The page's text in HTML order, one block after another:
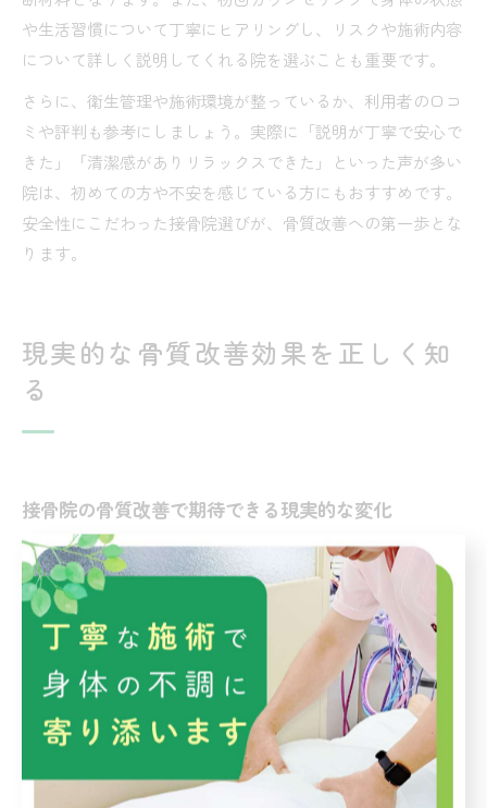
や生活習慣について丁寧にヒアリングし、リスクや施術内容
について詳しく説明してくれる院を選ぶことも重要です。
さらに、衛生管理や施術環境が整っているか、利用者の口コ
ミや評判も参考にしましょう。実際に「説明が丁寧で安心で
きた」「清潔感がありリラックスできた」といった声が多い
院は、初めての方や不安を感じている方にもおすすめです。
安全性にこだわった接骨院選びが、骨質改善への第一歩とな
ります。
現実的な骨質改善効果を正しく知
る
接骨院の骨質改善で期待できる現実的な変化
接骨院で骨質改善を目指した矯正を受けると、身体のバラン
ス調整や骨盤・背骨の歪み修正による肩こり・腰痛の軽減、
むくみの改善などが現実的な変化として期待できます。矯正
は単なる「見た目」の変化だけでなく、全身のバランスや筋
肉の緊張緩和、血流促進による体調向上にもつながります。
国家資格を持つ施術者による評価のもと、個々の身体状況に
合わせた施術が行われるため、根本的な原因へのアプローチ
が可能です。例えば猫背や反り腰が改善されることで、日常